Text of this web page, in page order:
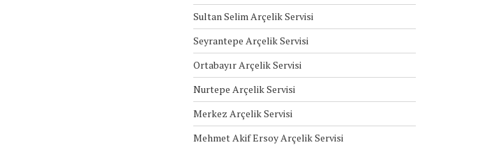
Sultan Selim Arçelik Servisi
Seyrantepe Arçelik Servisi
Ortabayır Arçelik Servisi
Nurtepe Arçelik Servisi
Merkez Arçelik Servisi
Mehmet Akif Ersoy Arçelik Servisi